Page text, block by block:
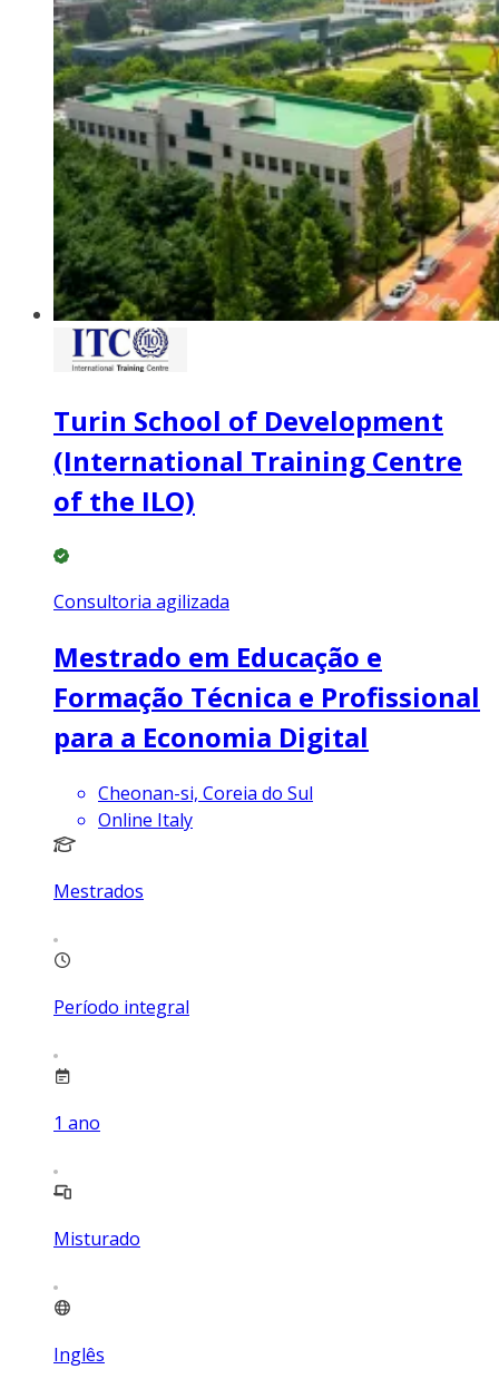
Turin School of Development
(International Training Centre
of the ILO)
Consultoria agilizada
Mestrado em Educação e
Formação Técnica e Profissional
para a Economia Digital
Cheonan-si, Coreia do Sul
Online Italy
Mestrados
Período integral
1 ano
Misturado
Inglês